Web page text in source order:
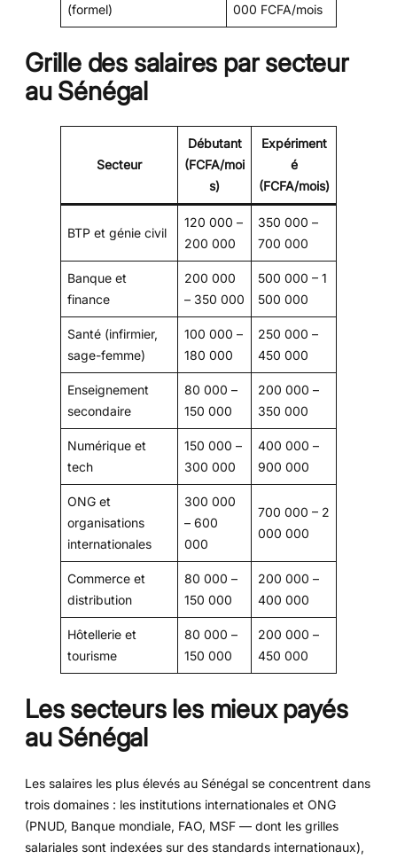
(formel)
000 FCFA/mois
Grille des salaires par secteur
au Sénégal
Secteur
Débutant
(FCFA/moi
s)
Expériment
é
(FCFA/mois)
BTP et génie civil
120 000 –
200 000
350 000 –
700 000
Banque et
finance
200 000
– 350 000
500 000 – 1
500 000
Santé (infirmier,
sage-femme)
100 000 –
180 000
250 000 –
450 000
Enseignement
secondaire
80 000 –
150 000
200 000 –
350 000
Numérique et
tech
150 000 –
300 000
400 000 –
900 000
ONG et
organisations
internationales
300 000
– 600
000
700 000 – 2
000 000
Commerce et
distribution
80 000 –
150 000
200 000 –
400 000
Hôtellerie et
tourisme
80 000 –
150 000
200 000 –
450 000
Les secteurs les mieux payés
au Sénégal
Les salaires les plus élevés au Sénégal se concentrent dans
trois domaines : les institutions internationales et ONG
(PNUD, Banque mondiale, FAO, MSF — dont les grilles
salariales sont indexées sur des standards internationaux),